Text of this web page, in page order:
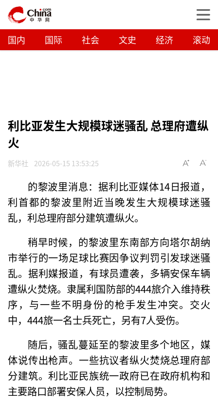
国内 国际 社会 文史 经济 滚动
利比亚发生大规模球迷骚乱 总理府遭纵
火
新华社 2026-05-15 13:53:25
的黎波里消息：据利比亚媒体14日报道，
利首都的黎波里附近当晚发生大规模球迷骚
乱，利总理府部分建筑遭纵火。
稍早时候，的黎波里东南部方向塔尔胡纳
市举行的一场足球比赛因争议判罚引发球迷骚
乱。据利媒报道，有球员遭袭，多辆安保车辆
遭纵火焚烧。隶属利国防部的444旅介入维持秩
序，与一些不明身份的枪手发生冲突。交火
中，444旅一名士兵死亡，另有7人受伤。
随后，骚乱蔓延至的黎波里多个地区，媒
体说传出枪声。一些抗议者纵火焚烧总理府部
分建筑。利比亚民族统一政府已在政府机构和
主要路口部署安保人员，以控制局势。